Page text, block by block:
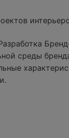
среды